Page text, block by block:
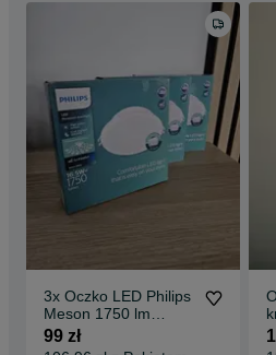
3x Oczko LED Philips
Meson 1750 lm
podtynkowa lampa
6500K
99 zł